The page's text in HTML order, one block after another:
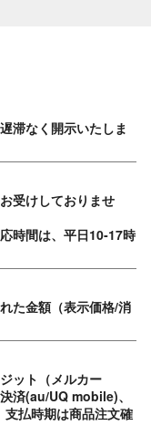
滞なく開示いたしま
受けしておりませ
時間は、平日10‐17時
た金額（表示価格/消
ット（メルカー
済(au/UQ mobile)、
支払時期は商品注文確